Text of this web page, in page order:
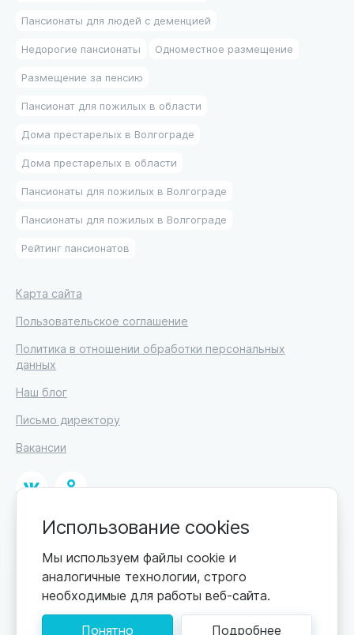
Пансионаты для людей с деменцией
Недорогие пансионаты Одноместное размещение
Размещение за пенсию
Пансионат для пожилых в области
Дома престарелых в Волгограде
Дома престарелых в области
Пансионаты для пожилых в Волгограде
Пансионаты для пожилых в Волгограде
Рейтинг пансионатов
Карта сайта
Пользовательское соглашение
Политика в отношении обработки персональных
данных
Наш блог
Письмо директору
Вакансии
© 2026
ИП Высоцкий Дмитрий Петрович, ИНН 233610721148
Цены обновляются по мере поступления новой
информации. Точную стоимость уточняйте у
пансионата. Информация, предоставленная на сайте,
не может быть использована для постановки
Использование cookies
Мы используем файлы cookie и
аналогичные технологии, строго
необходимые для работы веб-сайта.
Понятно Подробнее